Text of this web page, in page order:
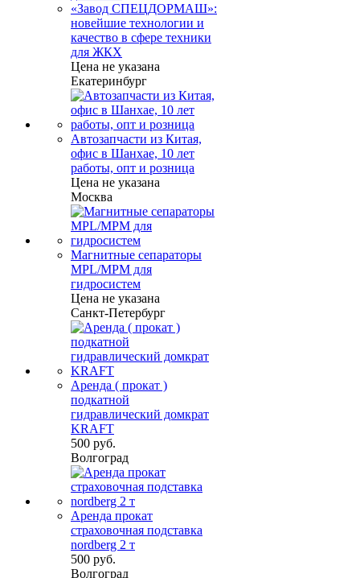
«Завод СПЕЦДОРМАШ»:
новейшие технологии и
качество в сфере техники
для ЖКХ
Цена не указана
Екатеринбург
Автозапчасти из Китая,
офис в Шанхае, 10 лет
работы, опт и розница
Цена не указана
Москва
Магнитные сепараторы
MPL/MPM для
гидросистем
Цена не указана
Санкт-Петербург
Аренда ( прокат )
подкатной
гидравлический домкрат
KRAFT
500 руб.
Волгоград
Аренда прокат
страховочная подставка
nordberg 2 т
500 руб.
Волгоград